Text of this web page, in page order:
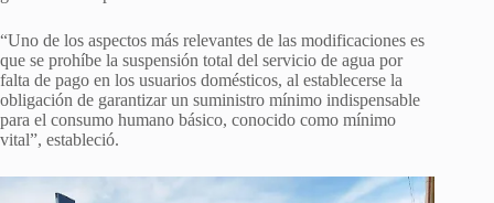
“Uno de los aspectos más relevantes de las modificaciones es
que se prohíbe la suspensión total del servicio de agua por
falta de pago en los usuarios domésticos, al establecerse la
obligación de garantizar un suministro mínimo indispensable
para el consumo humano básico, conocido como mínimo
vital”, estableció.